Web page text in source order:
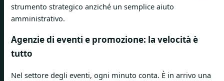
strumento strategico anziché un semplice aiuto
amministrativo.
Agenzie di eventi e promozione: la velocità è
tutto
Nel settore degli eventi, ogni minuto conta. È in arrivo una